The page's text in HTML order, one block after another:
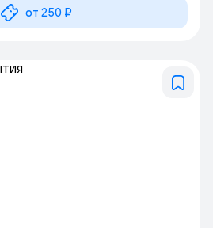
от 250 ₽